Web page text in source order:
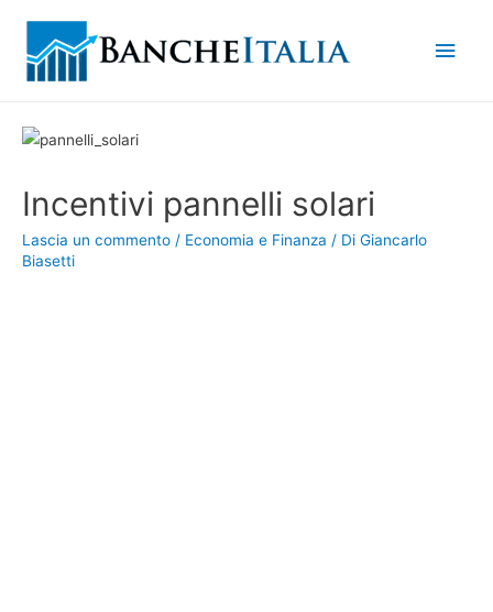
Incentivi pannelli solari
Lascia un commento / Economia e Finanza / Di Giancarlo
Biasetti